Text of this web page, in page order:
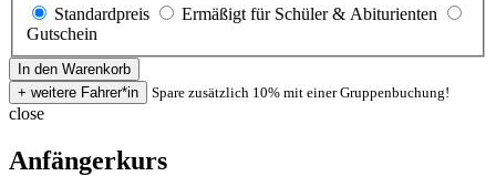
Standardpreis
Ermäßigt für Schüler & Abiturienten
Gutschein
Spare zusätzlich 10% mit einer Gruppenbuchung!
close
Anfängerkurs